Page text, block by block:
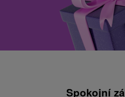
Spokojní